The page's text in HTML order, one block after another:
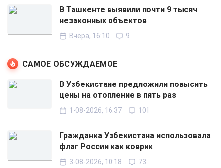
В Ташкенте выявили почти 9 тысяч
незаконных объектов
Вчера, 16:10 9
САМОЕ ОБСУЖДАЕМОЕ
В Узбекистане предложили повысить
цены на отопление в пять раз
1-08-2026, 16:37 101
Гражданка Узбекистана использовала
флаг России как коврик
3-08-2026, 10:18 73